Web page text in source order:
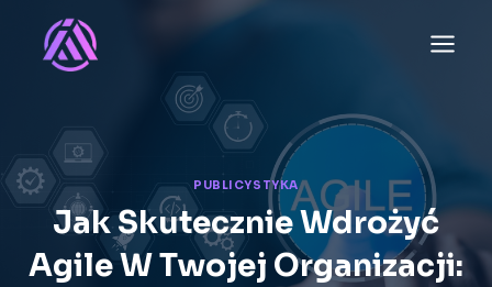
PUBLICYSTYKA
Jak Skutecznie Wdrożyć
Agile W Twojej Organizacji: